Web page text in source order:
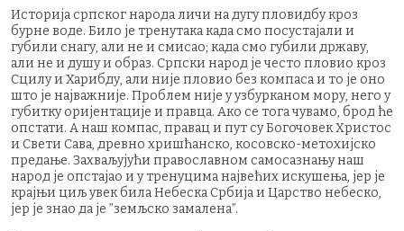
Историја српског народа личи на дугу пловидбу кроз
бурне воде. Било је тренутака када смо посустајали и
губили снагу, али не и смисао; када смо губили државу,
али не и душу и образ. Српски народ је често пловио кроз
Сцилу и Харибду, али није пловио без компаса и то је оно
што је најважније. Проблем није у узбурканом мору, него у
губитку оријентације и правца. Ако се тога чувамо, брод ће
опстати. А наш компас, правац и пут су Богочовек Христос
и Свети Сава, древно хришћанско, косовско-метохијско
предање. Захваљујући православном самосазнању наш
народ је опстајао и у тренуцима највећих искушења, јер је
крајњи циљ увек била Небеска Србија и Царство небеско,
јер је знао да је ”земљско замалена”.